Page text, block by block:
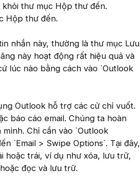
thư mục Hộp thư đến.
Hộp thư đến.
nhắn này, thường là thư mục Lưu
này hoạt động rất hiệu quả và
lúc nào bằng cách vào `Outlook
Outlook hỗ trợ các cử chỉ vuốt.
báo cáo email. Chúng ta hoàn
Chỉ cần vào `Outlook
`Email > Swipe Options`. Tại đây,
hoặc trái, ví dụ như xóa, lưu trữ,
đọc và lưu trữ.